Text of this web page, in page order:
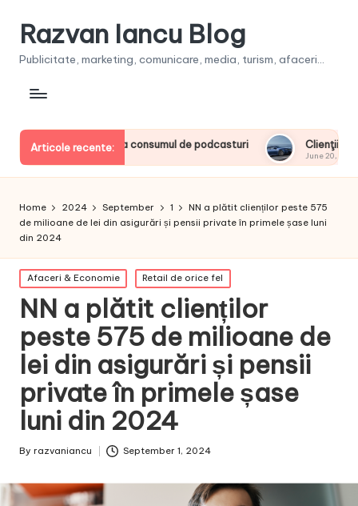
Razvan Iancu Blog
Publicitate, marketing, comunicare, media, turism, afaceri...
Articole recente:
europeni la consumul de podcasturi Clienţii își vor putea
June 20, 2026
Home 2024 September 1
NN a plătit clienților peste 575
de milioane de lei din asigurări și pensii private în primele șase luni
din 2024
Posted
in
Afaceri & Economie Retail de orice fel
NN a plătit clienților
peste 575 de milioane de
lei din asigurări și pensii
private în primele șase
luni din 2024
Posted
By razvaniancu September 1, 2024